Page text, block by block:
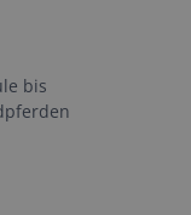
bis